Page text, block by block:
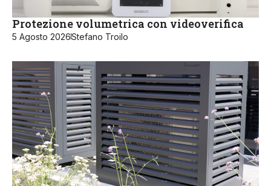
Protezione volumetrica con videoverifica
5 Agosto 2026Stefano Troilo